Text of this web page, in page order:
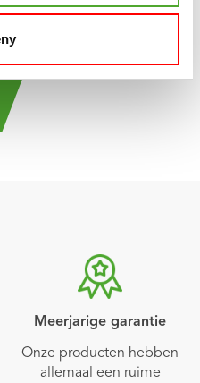
Meerjarige garantie
Onze producten hebben
allemaal een ruime